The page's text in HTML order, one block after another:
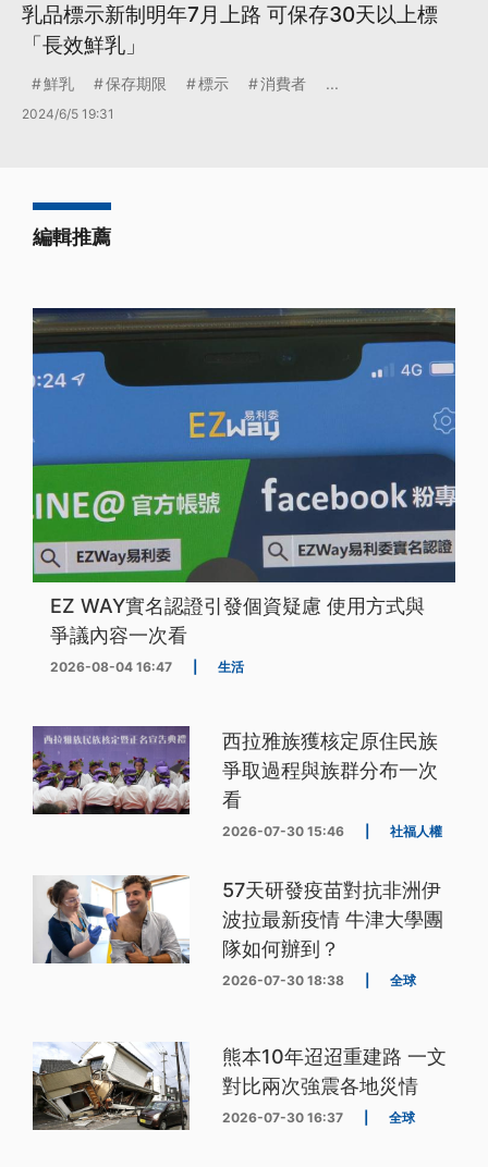
乳品標示新制明年7月上路 可保存30天以上標
「長效鮮乳」
鮮乳 保存期限 標示 消費者 ...
2024/6/5 19:31
編輯推薦
EZ WAY實名認證引發個資疑慮 使用方式與
爭議內容一次看
2026-08-04 16:47 生活
西拉雅族獲核定原住民族
爭取過程與族群分布一次
看
2026-07-30 15:46 社福人權
57天研發疫苗對抗非洲伊
波拉最新疫情 牛津大學團
隊如何辦到？
2026-07-30 18:38 全球
熊本10年迢迢重建路 一文
對比兩次強震各地災情
2026-07-30 16:37 全球